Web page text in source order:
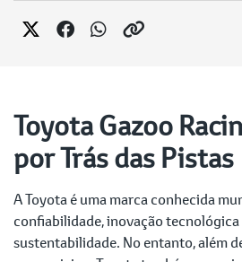
Toyota Gazoo
por Trás das Pistas
A Toyota é uma marca conhecida
confiabilidade, inovação
sustentabilidade. No entanto, além